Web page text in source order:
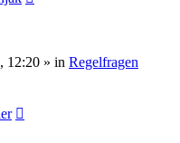
12:20 » in Regelfragen